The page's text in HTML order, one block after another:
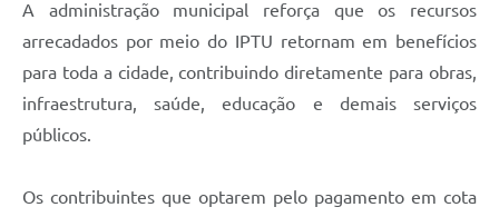
A administração municipal reforça que os recursos
arrecadados por meio do IPTU retornam em benefícios
para toda a cidade, contribuindo diretamente para obras,
infraestrutura, saúde, educação e demais serviços
públicos.
Os contribuintes que optarem pelo pagamento em cota